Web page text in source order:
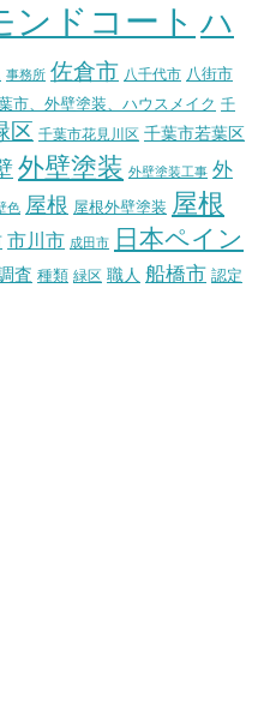
ンドコート ハ
事務所 佐倉市 八千代市 八街市
市、外壁塗装、ハウスメイク 千
区 千葉市花見川区 千葉市若葉区
外壁塗装 外壁塗装工事 外
色 屋根 屋根外壁塗装 屋根
市川市 成田市
日本ペイン
査 種類 緑区 職人 船橋市 認定